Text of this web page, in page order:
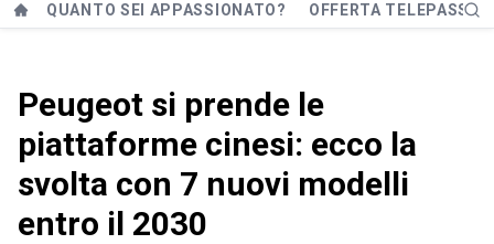
QUANTO SEI APPASSIONATO? OFFERTA TELEPASS
Peugeot si prende le
piattaforme cinesi: ecco la
svolta con 7 nuovi modelli
entro il 2030